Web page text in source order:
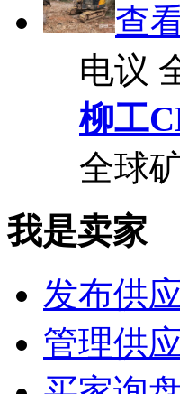
查
电议
柳工
全球
我是卖家
发布供
管理供